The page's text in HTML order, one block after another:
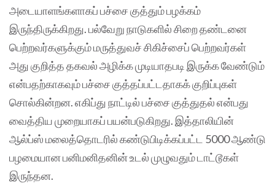
அடையாளங்களாகப் பச்சை குத்தும் பழக்கம்
இருந்திருக்கிறது. பல்வேறு நாடுகளில் சிறை தண்டனை
பெற்றவர்களுக்கும் மருத்துவச் சிகிச்சைப் பெற்றவர்கள்
அது குறித்த தகவல் அழிக்க முடியாதபடி இருக்க வேண்டும்
என்பதற்காகவும் பச்சை குத்தப்பட்டதாகக் குறிப்புகள்
சொல்கின்றன. எகிப்து நாட்டில் பச்சை குத்துதல் என்பது
வைத்திய முறையாகப் பயன்படுகிறது. இத்தாலியின்
ஆல்ப்ஸ் மலைத்தொடரில் கண்டுபிடிக்கப்பட்ட 5000 ஆண்டு
பழமையான பனிமனிதனின் உடல் முழுவதும் டாட்டூகள்
இருந்தன.